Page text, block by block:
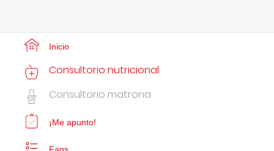
Inicio
Consultorio nutricional
Consultorio matrona
¡Me apunto!